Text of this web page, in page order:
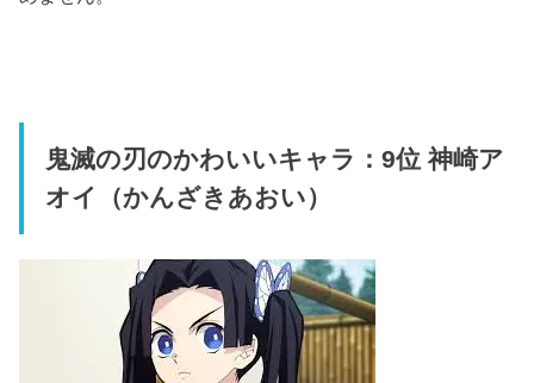
鬼滅の刃のかわいいキャラ：9位 神崎ア
オイ（かんざきあおい）